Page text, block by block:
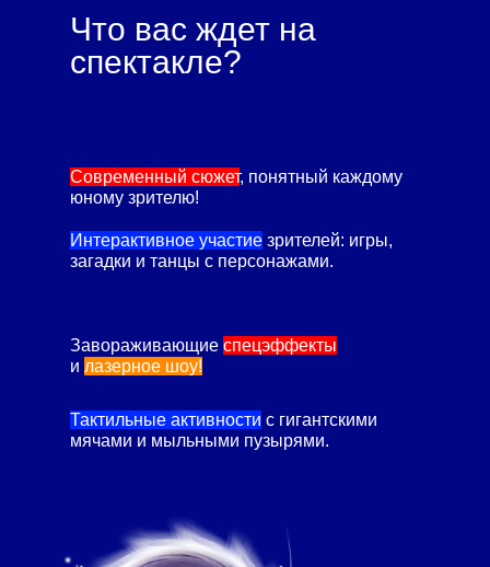
Что вас ждет на
спектакле?
Современный сюжет, понятный каждому
юному зрителю!
Интерактивное участие зрителей: игры,
загадки и танцы с персонажами.
Завораживающие спецэффекты
и лазерное шоу!
Тактильные активности с гигантскими
мячами и мыльными пузырями.